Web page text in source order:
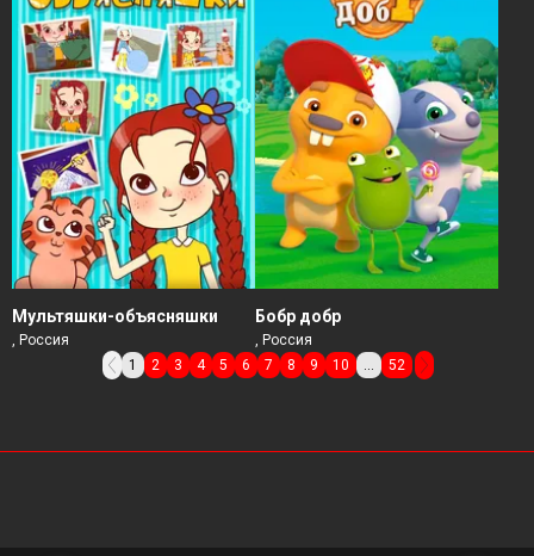
Мультяшки-объясняшки
, Россия
Бобр добр
, Россия
1
2 3 4 5 6 7 8 9 10 ... 52